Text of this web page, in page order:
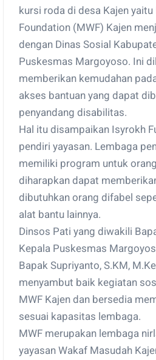
kursi roda di desa Kajen
Foundation (MWF) Kajen
dengan Dinas Sosial
Puskesmas Margoyoso. Ini
memberikan kemudahan
akses bantuan yang dapat
penyandang disabilitas.
Hal itu disampaikan Isyrokh
pendiri yayasan. Lembaga
memiliki program untuk
diharapkan dapat
dibutuhkan orang difabel
alat bantu lainnya.
Dinsos Pati yang diwakili
Kepala Puskesmas
Bapak Supriyanto, S.KM,
menyambut baik kegiatan
MWF Kajen dan bersedia
sesuai kapasitas lembaga.
MWF merupakan lembaga
yayasan Wakaf Masudah